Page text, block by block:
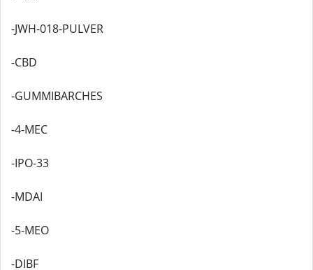
-JWH-018-PULVER
-CBD
-GUMMIBARCHES
-4-MEC
-IPO-33
-MDAI
-5-MEO
-DIBF